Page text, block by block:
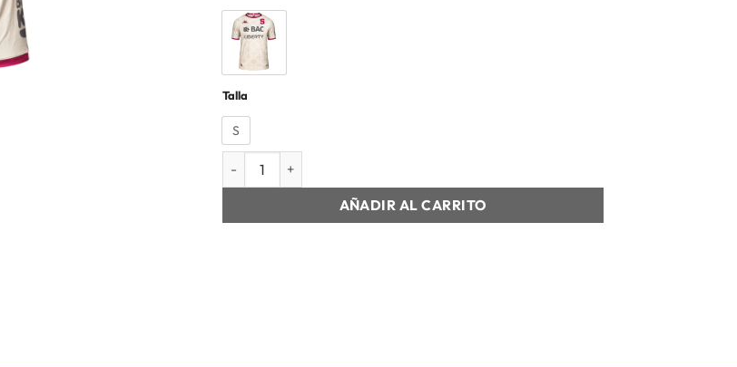
Talla
S
CAMISETA MANGA CORTA HOMBRE CAMISETA ED. JUGADOR VISITA cantidad
AÑADIR AL CARRITO